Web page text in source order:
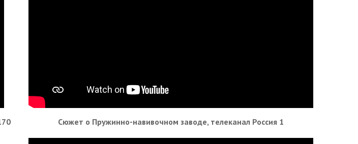
Сюжет о Пружинно-навивочном заводе, телеканал Россия 1